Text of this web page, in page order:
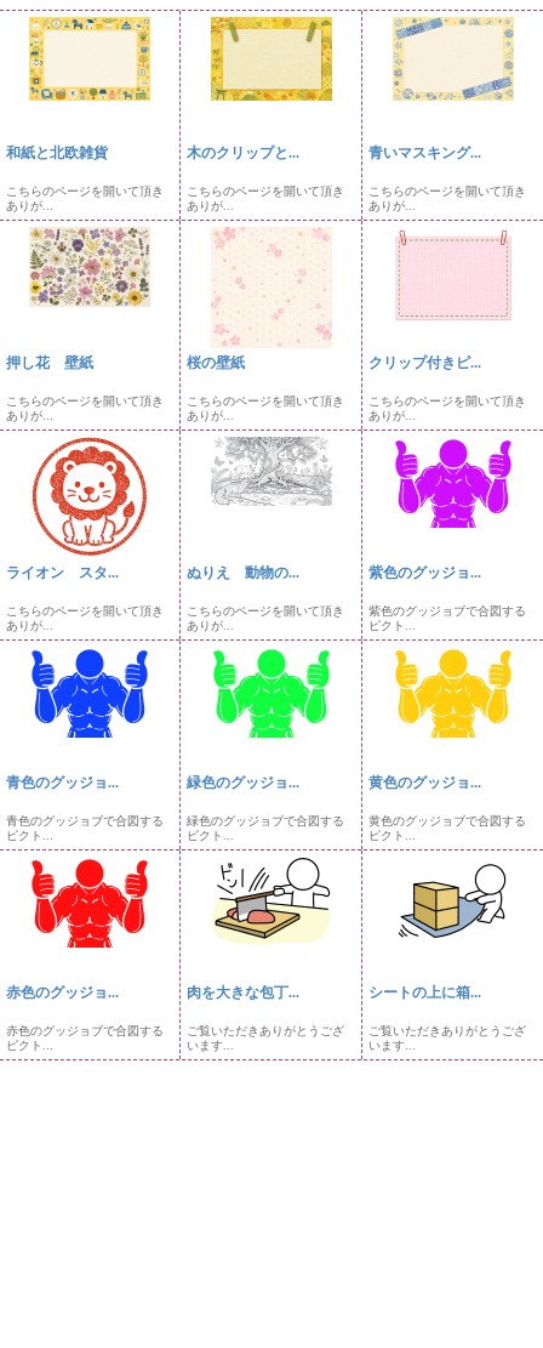
和紙と北欧雑貨
こちらのページを開いて頂き
ありが...
木のクリップと...
こちらのページを開いて頂き
ありが...
青いマスキング...
こちらのページを開いて頂き
ありが...
押し花 壁紙
こちらのページを開いて頂き
ありが...
桜の壁紙
こちらのページを開いて頂き
ありが...
クリップ付きピ...
こちらのページを開いて頂き
ありが...
ライオン スタ...
こちらのページを開いて頂き
ありが...
ぬりえ 動物の...
こちらのページを開いて頂き
ありが...
紫色のグッジョ...
紫色のグッジョブで合図する
ピクト...
青色のグッジョ...
青色のグッジョブで合図する
ピクト...
緑色のグッジョ...
緑色のグッジョブで合図する
ピクト...
黄色のグッジョ...
黄色のグッジョブで合図する
ピクト...
赤色のグッジョ...
赤色のグッジョブで合図する
ピクト...
肉を大きな包丁...
ご覧いただきありがとうござ
います...
シートの上に箱...
ご覧いただきありがとうござ
います...